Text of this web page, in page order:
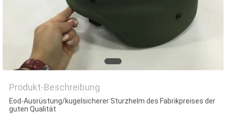
PRIVACY
POLICY
Produkt-Beschreibung
Eod-Ausrüstung/kugelsicherer Sturzhelm des Fabrikpreises der
guten Qualität